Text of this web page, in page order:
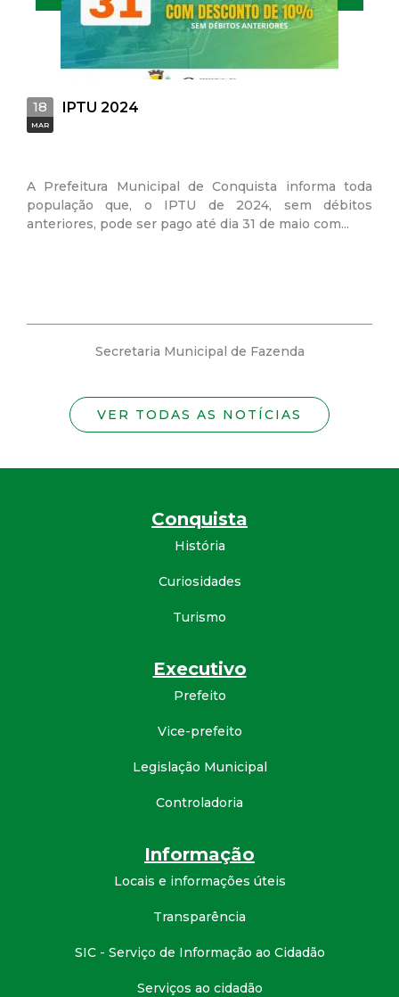
18
MAR
IPTU 2024
A Prefeitura Municipal de Conquista informa toda
população que, o IPTU de 2024, sem débitos
anteriores, pode ser pago até dia 31 de maio com...
Secretaria Municipal de Fazenda
VER TODAS AS NOTÍCIAS
Conquista
História
Curiosidades
Turismo
Executivo
Prefeito
Vice-prefeito
Legislação Municipal
Controladoria
Informação
Locais e informações úteis
Transparência
SIC - Serviço de Informação ao Cidadão
Serviços ao cidadão